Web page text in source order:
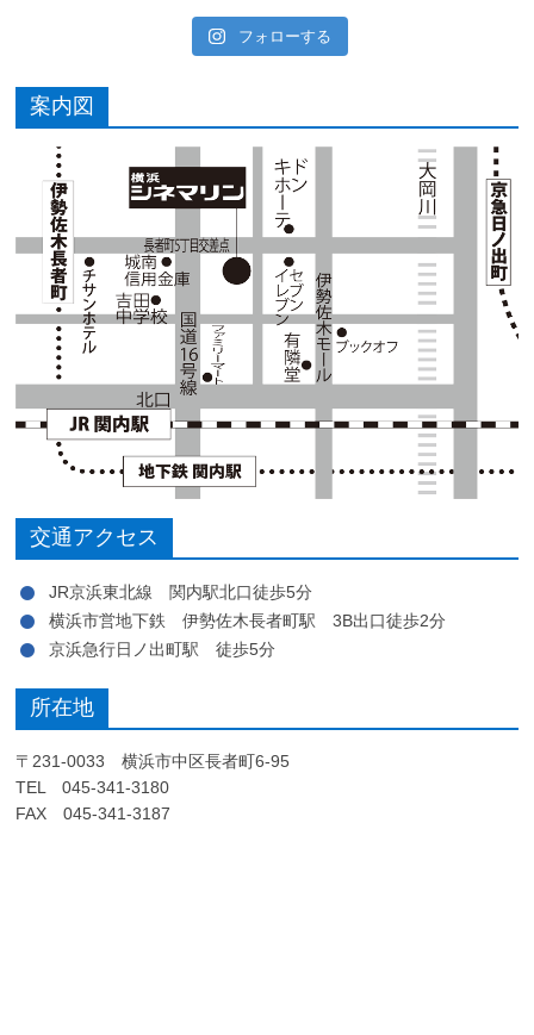
フォローする
案内図
交通アクセス
JR京浜東北線 関内駅北口徒歩5分
横浜市営地下鉄 伊勢佐木長者町駅 3B出口徒歩2分
京浜急行日ノ出町駅 徒歩5分
所在地
〒231-0033 横浜市中区長者町6-95
TEL 045-341-3180
FAX 045-341-3187